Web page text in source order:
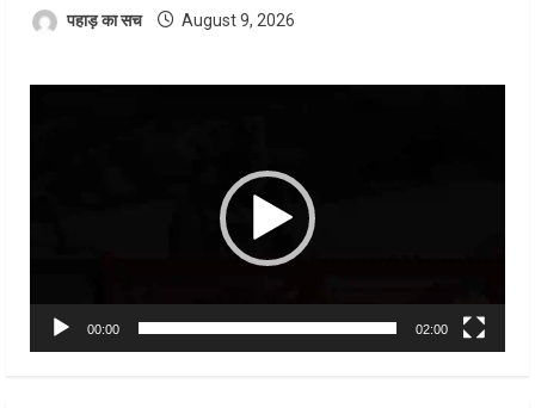
पहाड़ का सच August 9, 2026
00:00 02:00